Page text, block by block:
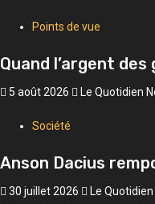
Points de vue
Quand l’argent
5 août 2026 Le Quotidien
Société
Anson Dacius
30 juillet 2026 Le